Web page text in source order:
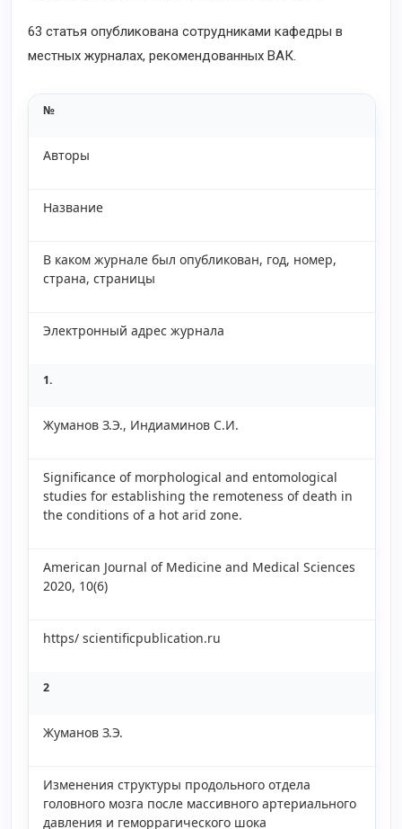
63 статья опубликована сотрудниками кафедры в
местных журналах, рекомендованных ВАК.
№
Авторы
Название
В каком журнале был опубликован, год, номер,
страна, страницы
Электронный адрес журнала
1.
Жуманов З.Э., Индиаминов С.И.
Significance of morphological and entomological
studies for establishing the remoteness of death in
the conditions of a hot arid zone.
American Journal of Medicine and Medical Sciences
2020, 10(6)
https/ scientificpublication.ru
2
Жуманов З.Э.
Изменения структуры продольного отдела
головного мозга после массивного артериального
давления и геморрагического шока